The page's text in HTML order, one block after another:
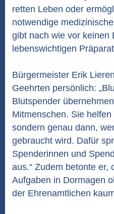
retten Leben oder
notwendige
gibt nach wie vor keinen
lebenswichtigen
Bürgermeister Erik
Geehrten persönlich:
Blutspender
Mitmenschen. Sie
sondern genau dann,
gebraucht wird. Dafür
Spenderinnen und
aus.“ Zudem betonte er,
Aufgaben in Dormagen
der Ehrenamtlichen